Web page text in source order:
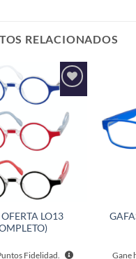
RELACIONADOS
Añadir
lista de
deseos
LO13
Fidelidad. Gane